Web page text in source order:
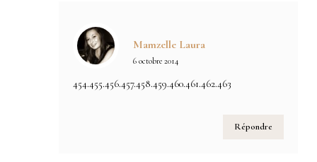
Mamzelle Laura
6 octobre 2014
454.455.456.457.458.459.460.461.462.463
Répondre